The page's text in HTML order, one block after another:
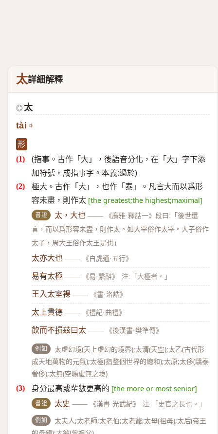
太詳細解釋
◎ 太
tài
形
(指事。古作「大」，後語音分化，在「大」字下添
加符號，成指事字。本義:過於)
極大。古作「大」，也作「泰」。凡言大而以爲形
容未盡，則作太 [the greatest;the highest;maximal]
書證 太，大也 ——
《廣雅·釋詁一》段曰:「後世還
言，而以爲形容未盡，則作太。如大宰俗作太宰。大子俗作
太子，周大王俗作太王是也」
太亦大也 —— 《白虎通·五行》
易有太極 —— 《易·繫辭》 注:「大極者。」
王入太室裸 —— 《書·洛誥》
太上貴德 —— 《禮記·曲禮》
飲而不損茲曰太 —— 《後漢書·樊準傳》
例如
太虛幻境(天上虛幻的境界);太清(天空);太乙(古代形
成天地萬物的元氣);太極(指整個世界的總和);太原;太侈(驕泰
奢侈);太無(空曠虛無之境)
身分最高或輩數更高的 [the more or most senior]
書證 太史 —— 《漢書·光武紀》 注:「史官之長也。」
例如
太夫人;太老師;太老伯;太老爺;太母(祖母);太后(帝王